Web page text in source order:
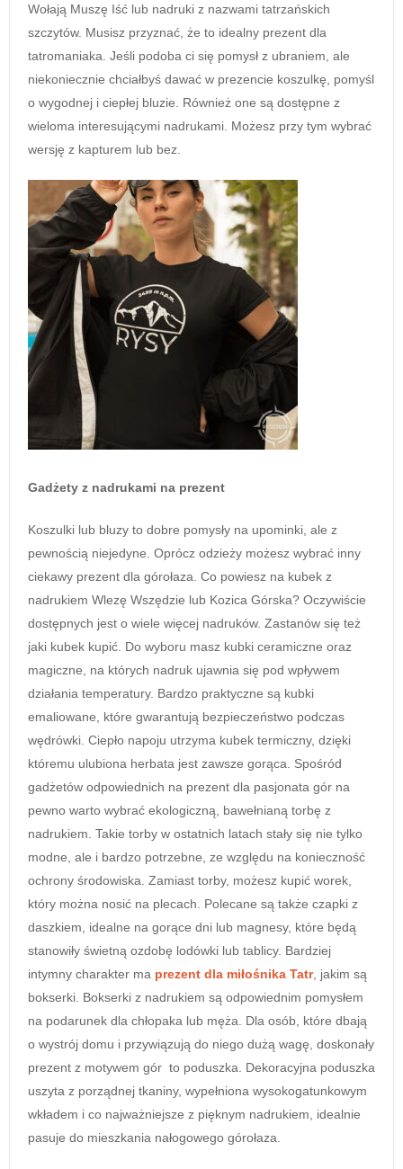
Wołają Muszę Iść lub nadruki z nazwami tatrzańskich
szczytów. Musisz przyznać, że to idealny prezent dla
tatromaniaka. Jeśli podoba ci się pomysł z ubraniem, ale
niekoniecznie chciałbyś dawać w prezencie koszulkę, pomyśl
o wygodnej i ciepłej bluzie. Również one są dostępne z
wieloma interesującymi nadrukami. Możesz przy tym wybrać
wersję z kapturem lub bez.
Gadżety z nadrukami na prezent
Koszulki lub bluzy to dobre pomysły na upominki, ale z
pewnością niejedyne. Oprócz odzieży możesz wybrać inny
ciekawy prezent dla górołaza. Co powiesz na kubek z
nadrukiem Wlezę Wszędzie lub Kozica Górska? Oczywiście
dostępnych jest o wiele więcej nadruków. Zastanów się też
jaki kubek kupić. Do wyboru masz kubki ceramiczne oraz
magiczne, na których nadruk ujawnia się pod wpływem
działania temperatury. Bardzo praktyczne są kubki
emaliowane, które gwarantują bezpieczeństwo podczas
wędrówki. Ciepło napoju utrzyma kubek termiczny, dzięki
któremu ulubiona herbata jest zawsze gorąca. Spośród
gadżetów odpowiednich na prezent dla pasjonata gór na
pewno warto wybrać ekologiczną, bawełnianą torbę z
nadrukiem. Takie torby w ostatnich latach stały się nie tylko
modne, ale i bardzo potrzebne, ze względu na konieczność
ochrony środowiska. Zamiast torby, możesz kupić worek,
który można nosić na plecach. Polecane są także czapki z
daszkiem, idealne na gorące dni lub magnesy, które będą
stanowiły świetną ozdobę lodówki lub tablicy. Bardziej
intymny charakter ma prezent dla miłośnika Tatr, jakim są
bokserki. Bokserki z nadrukiem są odpowiednim pomysłem
na podarunek dla chłopaka lub męża. Dla osób, które dbają
o wystrój domu i przywiązują do niego dużą wagę, doskonały
prezent z motywem gór to poduszka. Dekoracyjna poduszka
uszyta z porządnej tkaniny, wypełniona wysokogatunkowym
wkładem i co najważniejsze z pięknym nadrukiem, idealnie
pasuje do mieszkania nałogowego górołaza.